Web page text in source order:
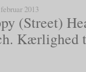
2013
(Street)